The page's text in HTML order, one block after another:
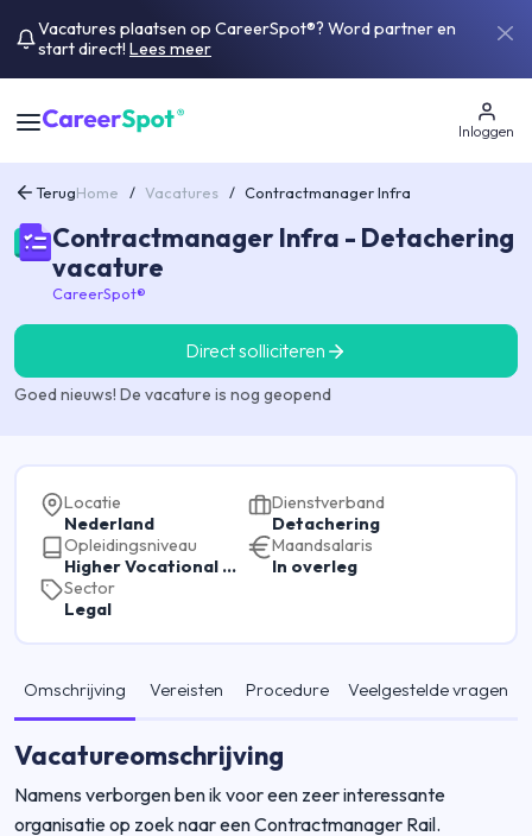
Vacatures plaatsen op CareerSpot®? Word partner en
start direct! Lees meer
Inloggen
TerugHome / Vacatures / Contractmanager Infra
Contractmanager Infra - Detachering
vacature
CareerSpot®
Direct solliciteren
Goed nieuws! De vacature is nog geopend
Omschrijving Vereisten Procedure Veelgestelde vragen
Vacatureomschrijving
Namens verborgen ben ik voor een zeer interessante
organisatie op zoek naar een Contractmanager Rail.
Locatie
Nederland
Dienstverband
Detachering
Opleidingsniveau
Higher Vocational Education
Maandsalaris
In overleg
Sector
Legal